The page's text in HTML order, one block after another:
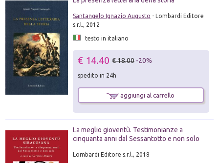
Santangelo Ignazio Augusto - Lombardi Editore
s.r.l., 2012
testo in italiano
€ 14.40 € 18.00 -20%
spedito in 24h
aggiungi al carrello
La meglio gioventù. Testimonianze a
cinquanta anni dal Sessantotto e non solo
Lombardi Editore s.r.l., 2018